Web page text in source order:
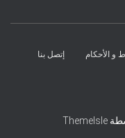
و الأحكام إتصل بنا
ThemeIsle